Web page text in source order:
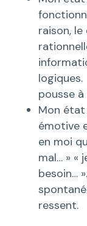
raison,
pousse
Mon
émotive
en moi
mal… » «
besoin…
ressent.